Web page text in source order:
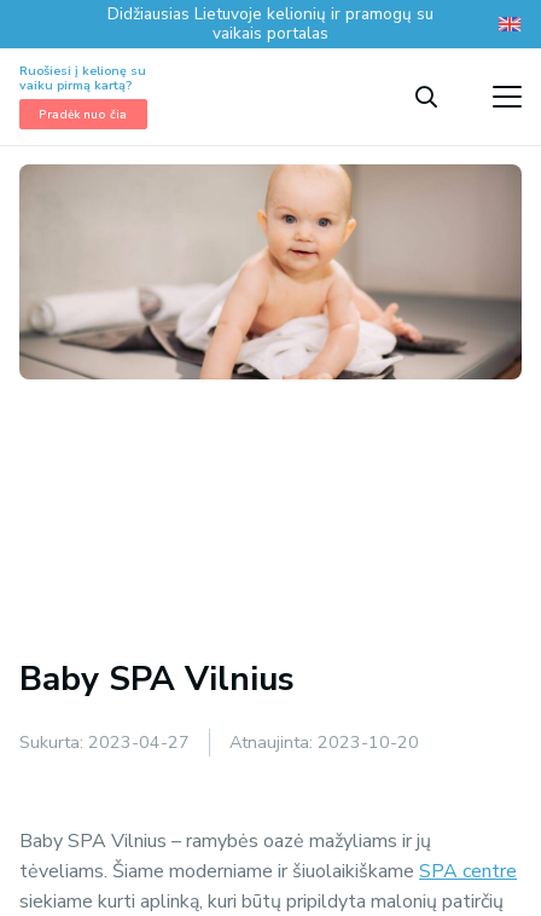
Didžiausias Lietuvoje kelionių ir pramogų su
vaikais portalas
Ruošiesi į kelionę su
vaiku pirmą kartą?
Pradėk nuo čia
Baby SPA Vilnius
Sukurta: 2023-04-27 Atnaujinta: 2023-10-20
Baby SPA Vilnius – ramybės oazė mažyliams ir jų
tėveliams. Šiame moderniame ir šiuolaikiškame SPA centre
siekiame kurti aplinką, kuri būtų pripildyta malonių patirčių